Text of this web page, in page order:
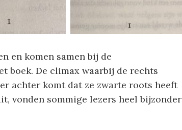
en komen samen bij de
boek. De climax waarbij de rechts
achter komt dat ze zwarte roots heeft
vonden sommige lezers heel bijzonder